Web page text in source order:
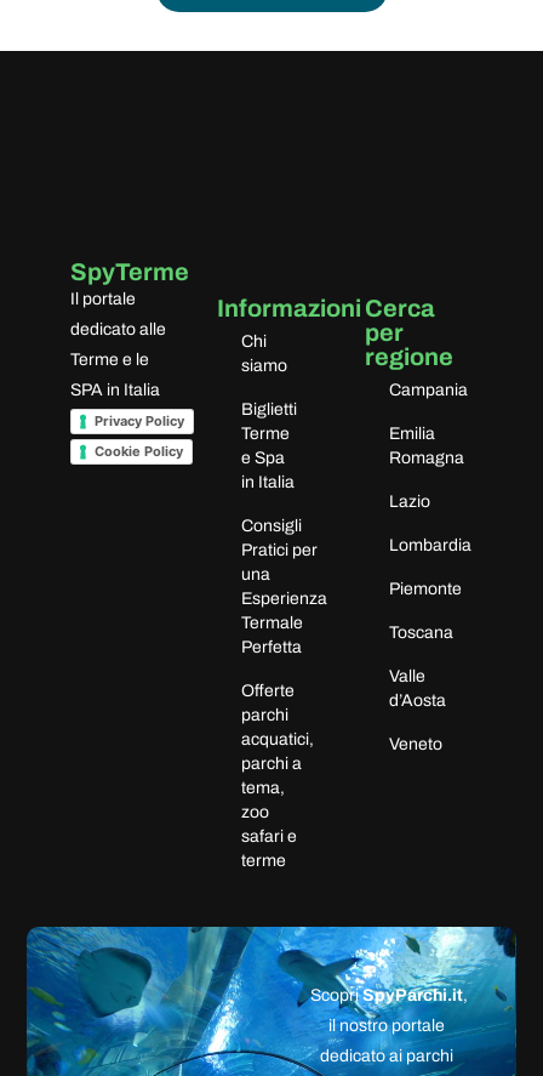
SpyTerme
Il portale
dedicato alle
Terme e le
SPA in Italia
Privacy Policy
Cookie Policy
Informazioni
Chi
siamo
Biglietti
Terme
e Spa
in Italia
Consigli
Pratici per
una
Esperienza
Termale
Perfetta
Offerte
parchi
acquatici,
parchi a
tema,
zoo
safari e
terme
Cerca
per
regione
Campania
Emilia
Romagna
Lazio
Lombardia
Piemonte
Toscana
Valle
d’Aosta
Veneto
ScopriSpyParchi.it,
il nostro portale
dedicato ai parchi